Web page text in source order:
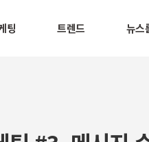
팅 트렌드 뉴스